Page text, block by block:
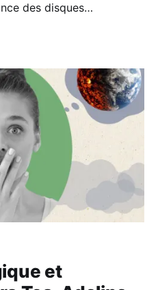
des disques
découvertes successives de : * la batterie
et